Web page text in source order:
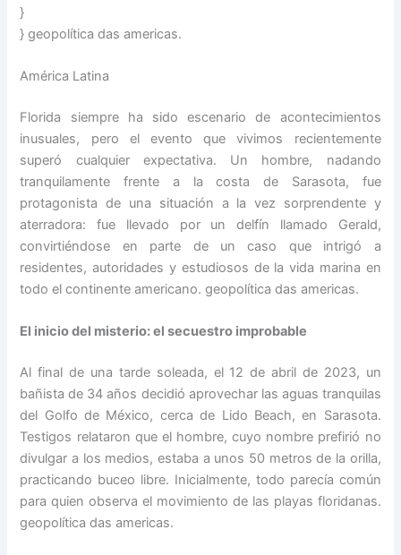
}
} geopolítica das americas.
América Latina
Florida siempre ha sido escenario de acontecimientos
inusuales, pero el evento que vivimos recientemente
superó cualquier expectativa. Un hombre, nadando
tranquilamente frente a la costa de Sarasota, fue
protagonista de una situación a la vez sorprendente y
aterradora: fue llevado por un delfín llamado Gerald,
convirtiéndose en parte de un caso que intrigó a
residentes, autoridades y estudiosos de la vida marina en
todo el continente americano. geopolítica das americas.
El inicio del misterio: el secuestro improbable
Al final de una tarde soleada, el 12 de abril de 2023, un
bañista de 34 años decidió aprovechar las aguas tranquilas
del Golfo de México, cerca de Lido Beach, en Sarasota.
Testigos relataron que el hombre, cuyo nombre prefirió no
divulgar a los medios, estaba a unos 50 metros de la orilla,
practicando buceo libre. Inicialmente, todo parecía común
para quien observa el movimiento de las playas floridanas.
geopolítica das americas.